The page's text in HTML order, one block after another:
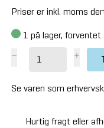
Priser er inkl. moms
1 på lager,
Se varen som
Hurtig fragt eller